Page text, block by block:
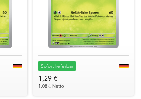
Sofort lieferbar
1,29 €
1,08 € Netto